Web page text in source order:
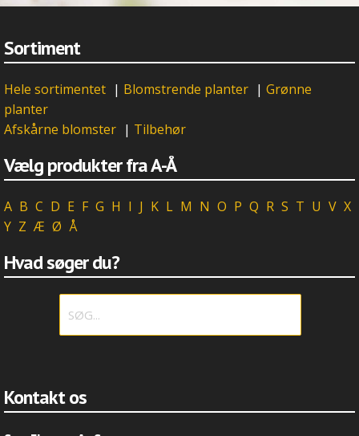
Sortiment
Hele sortimentet | Blomstrende planter | Grønne
planter
Afskårne blomster | Tilbehør
Vælg produkter fra A-Å
A B C D E F G H I J K L M N O P Q R S T U V X
Y Z Æ Ø Å
Hvad søger du?
Kontakt os